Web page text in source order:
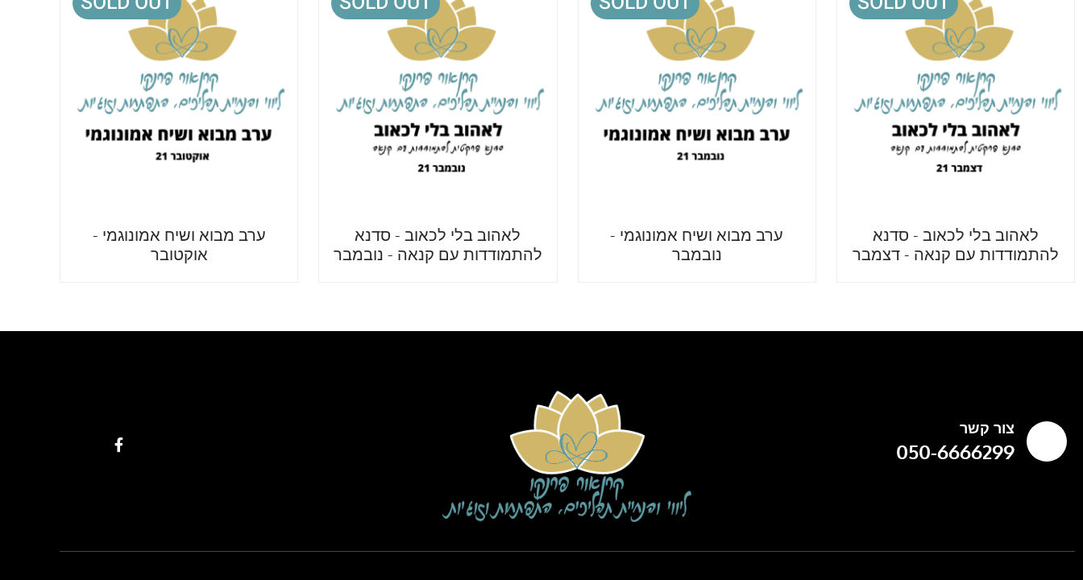
לאהוב בלי לכאוב - סדנא
להתמודדות עם קנאה - דצמבר
ערב מבוא ושיח אמונוגמי -
נובמבר
לאהוב בלי לכאוב - סדנא
להתמודדות עם קנאה - נובמבר
ערב מבוא ושיח אמונוגמי -
אוקטובר
צור קשר
050-6666299